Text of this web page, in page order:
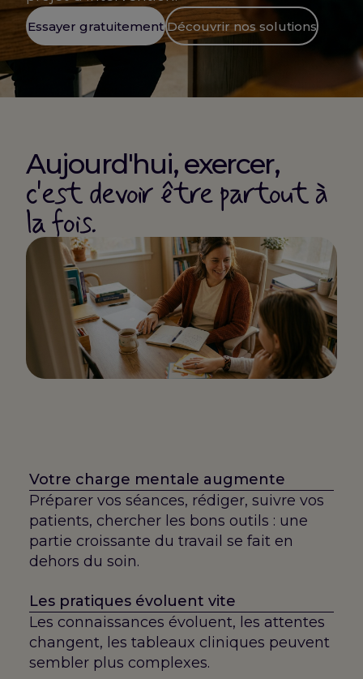
Essayer gratuitement Découvrir nos solutions
Aujourd'hui, exercer,
c'est devoir être partout à
la fois.
Votre charge mentale augmente
Préparer vos séances, rédiger, suivre vos
patients, chercher les bons outils : une
partie croissante du travail se fait en
dehors du soin.
Les pratiques évoluent vite
Les connaissances évoluent, les attentes
changent, les tableaux cliniques peuvent
sembler plus complexes.